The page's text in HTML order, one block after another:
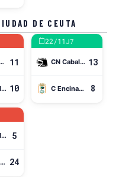
DE CEUTA
Echeyde 11
CN Caballa Ciudad de Ceuta 10
22/11J7
CN Caballa Ciudad de Ceuta 13
C Encinas de Boadilla 8
CN Caballa Ciudad de Ceuta 5
Zodiac CN Atlètic-Barceloneta 24